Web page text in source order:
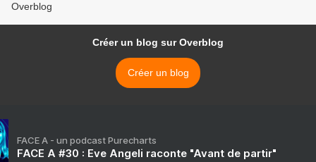
Overblog
Créer un blog sur Overblog
Créer un blog
FACE A - un podcast Purecharts
FACE A #30 : Eve Angeli raconte "Avant de partir"